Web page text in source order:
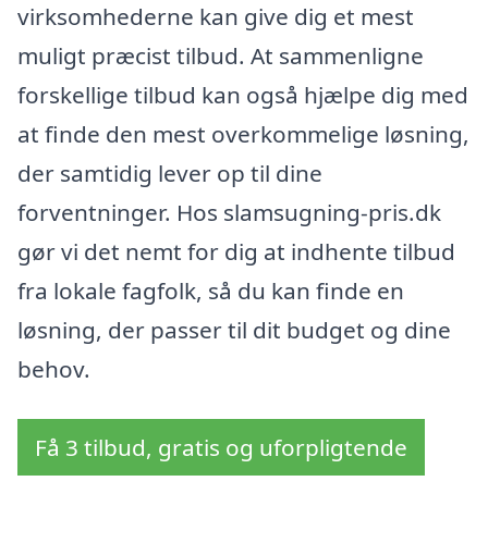
virksomhederne kan give dig et mest
muligt præcist tilbud. At sammenligne
forskellige tilbud kan også hjælpe dig med
at finde den mest overkommelige løsning,
der samtidig lever op til dine
forventninger. Hos slamsugning-pris.dk
gør vi det nemt for dig at indhente tilbud
fra lokale fagfolk, så du kan finde en
løsning, der passer til dit budget og dine
behov.
Få 3 tilbud, gratis og uforpligtende